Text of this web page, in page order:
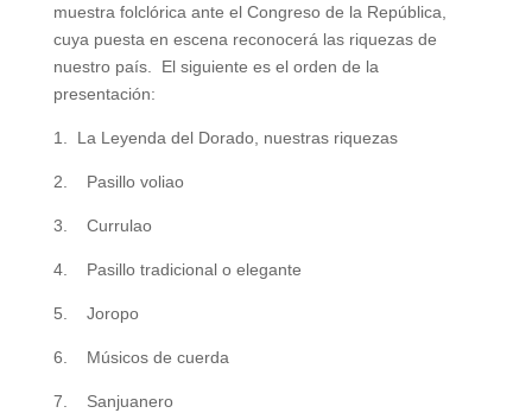
muestra folclórica ante el Congreso de la República,
cuya puesta en escena reconocerá las riquezas de
nuestro país. El siguiente es el orden de la
presentación:
1. La Leyenda del Dorado, nuestras riquezas
2. Pasillo voliao
3. Currulao
4. Pasillo tradicional o elegante
5. Joropo
6. Músicos de cuerda
7. Sanjuanero